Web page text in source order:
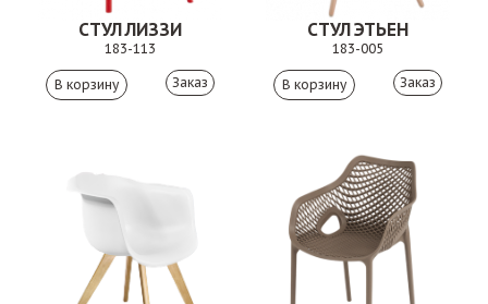
СТУЛ ЛИЗЗИ
183-113
Заказ
СТУЛ ЭТЬЕН
183-005
Заказ